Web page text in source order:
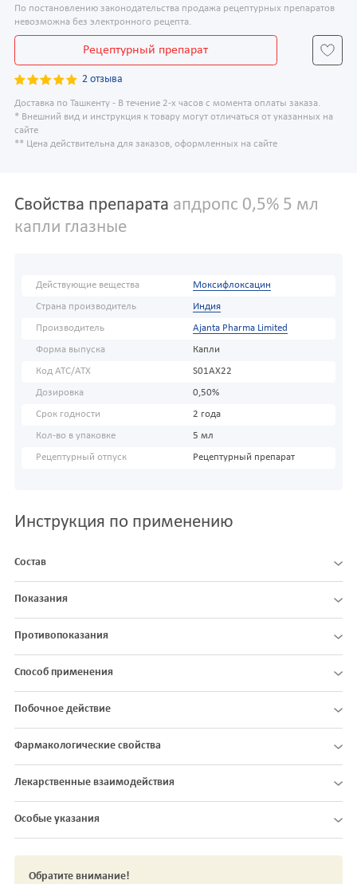
По постановлению законодательства продажа рецептурных препаратов
невозможна без электронного рецепта.
Рецептурный препарат
2 отзыва
Доставка по Ташкенту - В течение 2-х часов с момента оплаты заказа.
* Внешний вид и инструкция к товару могут отличаться от указанных на
сайте
** Цена действительна для заказов, оформленных на сайте
Свойства препарата апдропс 0,5% 5 мл
капли глазные
Действующие вещества Моксифлоксацин
Страна производитель Индия
Производитель Ajanta Pharma Limited
Форма выпуска Капли
Код АТС/ATX S01AX22
Дозировка 0,50%
Срок годности 2 года
Кол-во в упаковке 5 мл
Рецептурный отпуск Рецептурный препарат
Инструкция по применению
Состав
Показания
Противопоказания
Способ применения
Побочное действие
Фармакологические свойства
Лекарственные взаимодействия
Особые указания
Обратите внимание!